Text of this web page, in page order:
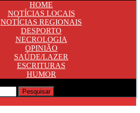
HOME
NOTÍCIAS LOCAIS
NOTÍCIAS REGIONAIS
DESPORTO
NECROLOGIA
OPINIÃO
SAÚDE/LAZER
ESCRITURAS
HUMOR